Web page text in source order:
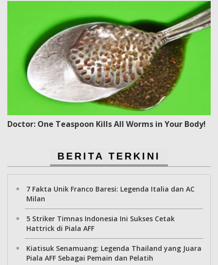
Doctor: One Teaspoon Kills All Worms in Your Body!
BERITA TERKINI
7 Fakta Unik Franco Baresi: Legenda Italia dan AC
Milan
5 Striker Timnas Indonesia Ini Sukses Cetak
Hattrick di Piala AFF
Kiatisuk Senamuang: Legenda Thailand yang Juara
Piala AFF Sebagai Pemain dan Pelatih